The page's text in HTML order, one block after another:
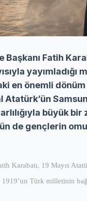
Fatih
yayımladığı
en önemli
büyük
de gençlerin
Karabatı, 19 Mayıs
1919’un Türk milletinin